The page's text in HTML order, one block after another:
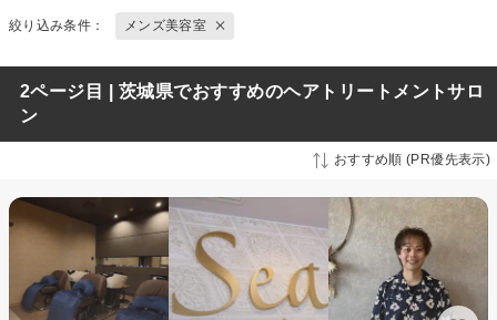
絞り込み条件： メンズ美容室
2ページ目 | 茨城県でおすすめのヘアトリートメントサロ
ン
おすすめ順 (PR優先表示)